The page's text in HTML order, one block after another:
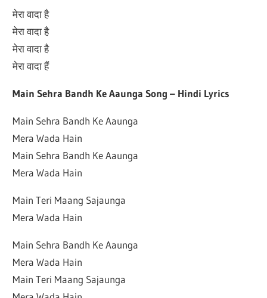
मेरा वादा है
मेरा वादा है
मेरा वादा है
मेरा वादा हैं
Main Sehra Bandh Ke Aaunga Song – Hindi Lyrics
Main Sehra Bandh Ke Aaunga
Mera Wada Hain
Main Sehra Bandh Ke Aaunga
Mera Wada Hain
Main Teri Maang Sajaunga
Mera Wada Hain
Main Sehra Bandh Ke Aaunga
Mera Wada Hain
Main Teri Maang Sajaunga